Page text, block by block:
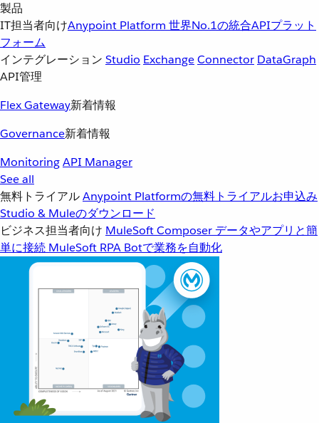
製品
IT担当者向けAnypoint Platform 世界No.1の統合APIプラット
フォーム
インテグレーション Studio ExchangeConnector DataGraph
API管理
Flex Gateway新着情報
Governance新着情報
MonitoringAPI Manager
See all
無料トライアルAnypoint Platformの無料トライアルお申込み
Studio & Muleのダウンロード
ビジネス担当者向け MuleSoft Composer データやアプリと簡
単に接続 MuleSoft RPA Botで業務を自動化